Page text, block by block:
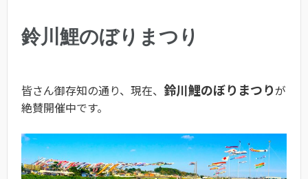
鈴川鯉のぼりまつり
皆さん御存知の通り、現在、 鈴川鯉のぼりまつりが
絶賛開催中です。